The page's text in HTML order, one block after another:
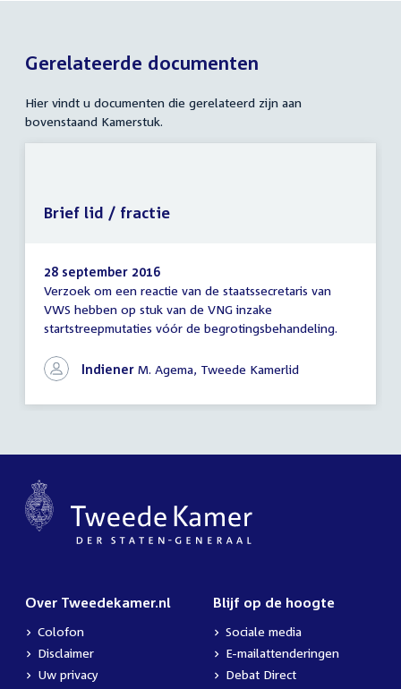
Gerelateerde documenten
Hier vindt u documenten die gerelateerd zijn aan
bovenstaand Kamerstuk.
Brief
lid
/
28 september 2016
Verzoek om een reactie van de staatssecretaris van
VWS hebben op stuk van de VNG inzake
startstreepmutaties vóór de begrotingsbehandeling.
Indiener M. Agema, Tweede Kamerlid
Brief lid / fractie
Over Tweedekamer.nl
Colofon
Disclaimer
Uw privacy
Blijf op de hoogte
Sociale media
E-mailattenderingen
Debat Direct